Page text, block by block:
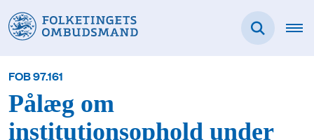
FOB 97.161
Pålæg om
institutionsophold under